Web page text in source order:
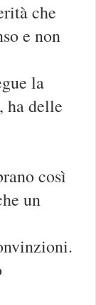
che
e non
la
ha delle
così
un